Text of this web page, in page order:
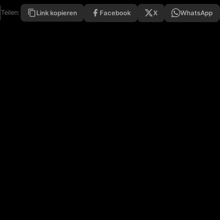
Teilen: Link kopieren Facebook X WhatsApp